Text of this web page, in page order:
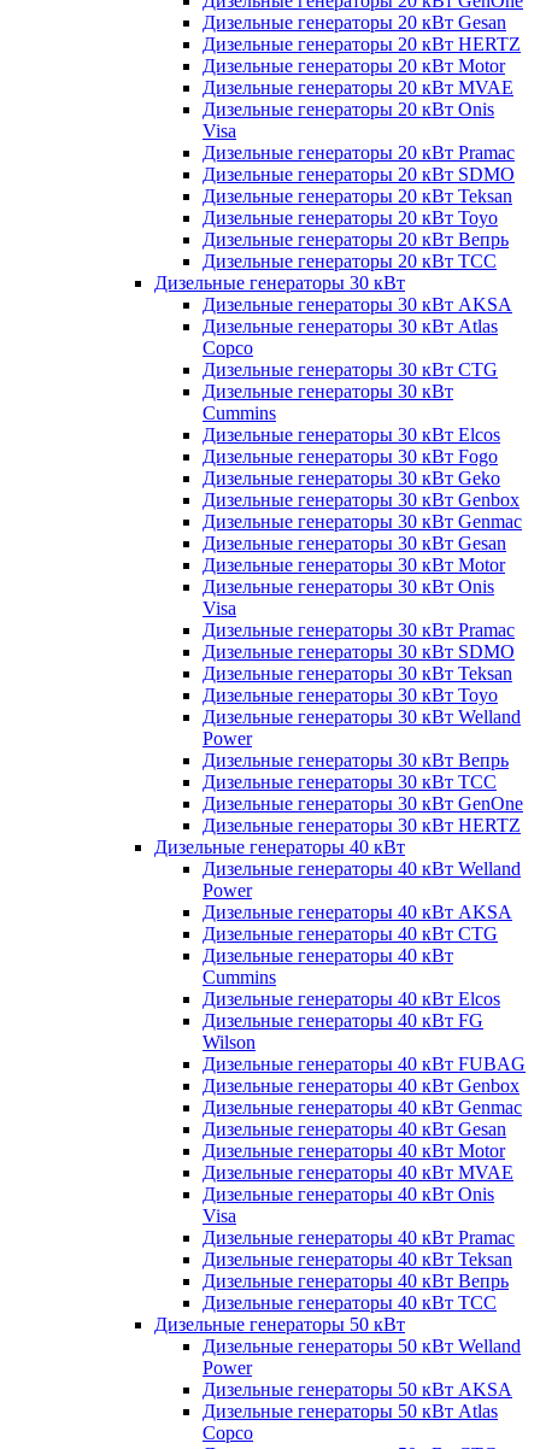
Дизельные генераторы 20 кВт Gesan
Дизельные генераторы 20 кВт HERTZ
Дизельные генераторы 20 кВт Motor
Дизельные генераторы 20 кВт MVAE
Дизельные генераторы 20 кВт Onis
Visa
Дизельные генераторы 20 кВт Pramac
Дизельные генераторы 20 кВт SDMO
Дизельные генераторы 20 кВт Teksan
Дизельные генераторы 20 кВт Toyo
Дизельные генераторы 20 кВт Вепрь
Дизельные генераторы 20 кВт ТСС
Дизельные генераторы 30 кВт
Дизельные генераторы 30 кВт AKSA
Дизельные генераторы 30 кВт Atlas
Copco
Дизельные генераторы 30 кВт CTG
Дизельные генераторы 30 кВт
Cummins
Дизельные генераторы 30 кВт Elcos
Дизельные генераторы 30 кВт Fogo
Дизельные генераторы 30 кВт Geko
Дизельные генераторы 30 кВт Genbox
Дизельные генераторы 30 кВт Genmac
Дизельные генераторы 30 кВт Gesan
Дизельные генераторы 30 кВт Motor
Дизельные генераторы 30 кВт Onis
Visa
Дизельные генераторы 30 кВт Pramac
Дизельные генераторы 30 кВт SDMO
Дизельные генераторы 30 кВт Teksan
Дизельные генераторы 30 кВт Toyo
Дизельные генераторы 30 кВт Welland
Power
Дизельные генераторы 30 кВт Вепрь
Дизельные генераторы 30 кВт ТСС
Дизельные генераторы 30 кВт GenOne
Дизельные генераторы 30 кВт HERTZ
Дизельные генераторы 40 кВт
Дизельные генераторы 40 кВт Welland
Power
Дизельные генераторы 40 кВт AKSA
Дизельные генераторы 40 кВт CTG
Дизельные генераторы 40 кВт
Cummins
Дизельные генераторы 40 кВт Elcos
Дизельные генераторы 40 кВт FG
Wilson
Дизельные генераторы 40 кВт FUBAG
Дизельные генераторы 40 кВт Genbox
Дизельные генераторы 40 кВт Genmac
Дизельные генераторы 40 кВт Gesan
Дизельные генераторы 40 кВт Motor
Дизельные генераторы 40 кВт MVAE
Дизельные генераторы 40 кВт Onis
Visa
Дизельные генераторы 40 кВт Pramac
Дизельные генераторы 40 кВт Teksan
Дизельные генераторы 40 кВт Вепрь
Дизельные генераторы 40 кВт ТСС
Дизельные генераторы 50 кВт
Дизельные генераторы 50 кВт Welland
Power
Дизельные генераторы 50 кВт AKSA
Дизельные генераторы 50 кВт Atlas
Copco